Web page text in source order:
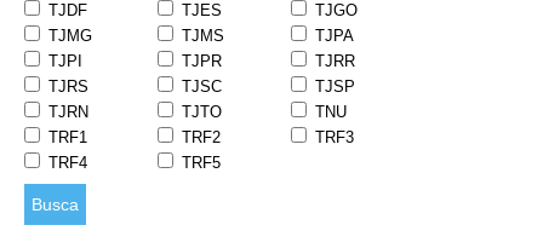
TJDF
TJES
TJGO
TJMG
TJMS
TJPA
TJPI
TJPR
TJRR
TJRS
TJSC
TJSP
TJRN
TJTO
TNU
TRF1
TRF2
TRF3
TRF4
TRF5
Busca